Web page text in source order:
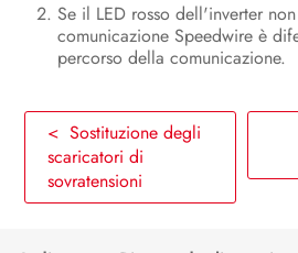
Se il LED rosso dell'inverter
comunicazione Speedwire è
percorso della comunicazione.
< Sostituzione degli
scaricatori di
sovratensioni